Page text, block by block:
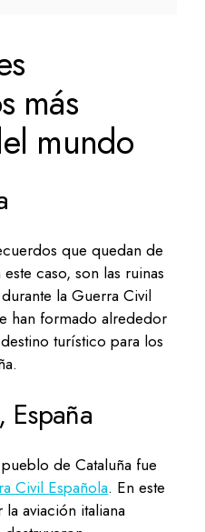
más
mundo
que quedan de
caso, son las ruinas
la Guerra Civil
han formado alrededor
turístico para los
España
de Cataluña fue
Civil Española. En este
aviación italiana